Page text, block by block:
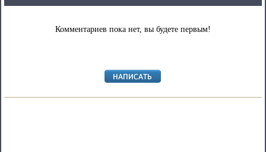
Комментариев пока нет, вы будете первым!